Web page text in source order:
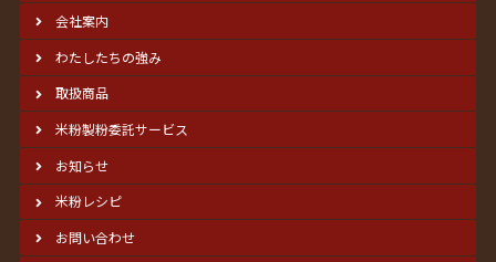
会社案内
わたしたちの強み
取扱商品
米粉製粉委託サービス
お知らせ
米粉レシピ
お問い合わせ